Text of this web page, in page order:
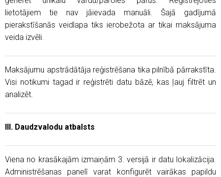
lietotājiem tie nav jāievada manuāli. Šajā gadījumā
pierakstīšanās veidlapa tiks ierobežota ar tikai maksājuma
veida izvēli.
Maksājumu apstrādātāja reģistrēšana tika pilnībā pārrakstīta.
Visi notikumi tagad ir reģistrēti datu bāzē, kas ļauj filtrēt un
analizēt.
III. Daudzvalodu atbalsts
Viena no krasākajām izmaiņām 3. versijā ir datu lokalizācija.
Administrēšanas panelī varat konfigurēt vairākas papildu